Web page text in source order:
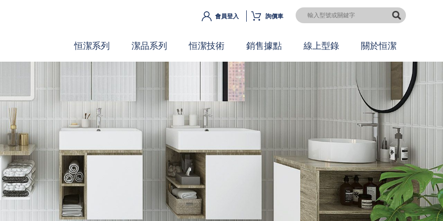
會員登入 詢價車
恒潔系列 潔品系列 恒潔技術 銷售據點 線上型錄 關於恒潔